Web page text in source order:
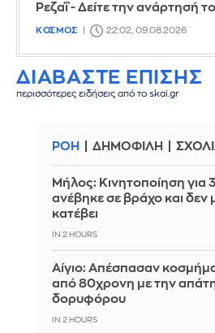
Ρεζαΐ - Δείτε την ανάρτησή
ΚΟΣΜΟΣ 22:02, 09.08.2026
ΔΙΑΒΑΣΤΕ ΕΠΙΣΗΣ
περισσότερες ειδήσεις από το skai.gr
ΡΟΗ ΔΗΜΟΦΙΛΗ
Μήλος: Κινητοποίηση για
ανέβηκε σε βράχο και δεν
κατέβει
IN 2 HOURS
Αίγιο: Απέσπασαν
από 80χρονη με την
δορυφόρου
IN 2 HOURS